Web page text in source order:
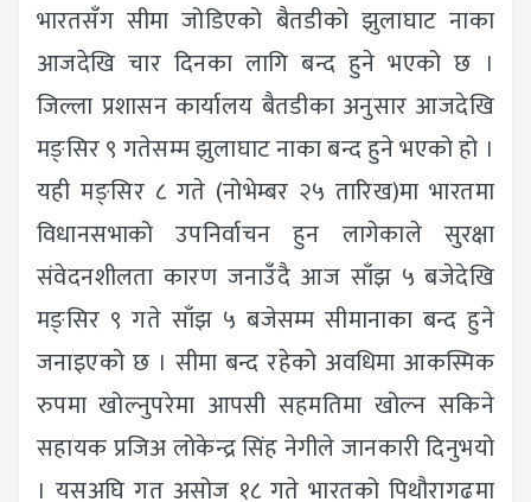
भारतसँग सीमा जोडिएको बैतडीको झुलाघाट नाका
आजदेखि चार दिनका लागि बन्द हुने भएको छ ।
जिल्ला प्रशासन कार्यालय बैतडीका अनुसार आजदेखि
मङ्सिर ९ गतेसम्म झुलाघाट नाका बन्द हुने भएको हो ।
यही मङ्सिर ८ गते (नोभेम्बर २५ तारिख)मा भारतमा
विधानसभाको उपनिर्वाचन हुन लागेकाले सुरक्षा
संवेदनशीलता कारण जनाउँदै आज साँझ ५ बजेदेखि
मङ्सिर ९ गते साँझ ५ बजेसम्म सीमानाका बन्द हुने
जनाइएको छ । सीमा बन्द रहेको अवधिमा आकस्मिक
रुपमा खोल्नुपरेमा आपसी सहमतिमा खोल्न सकिने
सहायक प्रजिअ लोकेन्द्र सिंह नेगीले जानकारी दिनुभयो
। यसअघि गत असोज १८ गते भारतको पिथौरागढमा